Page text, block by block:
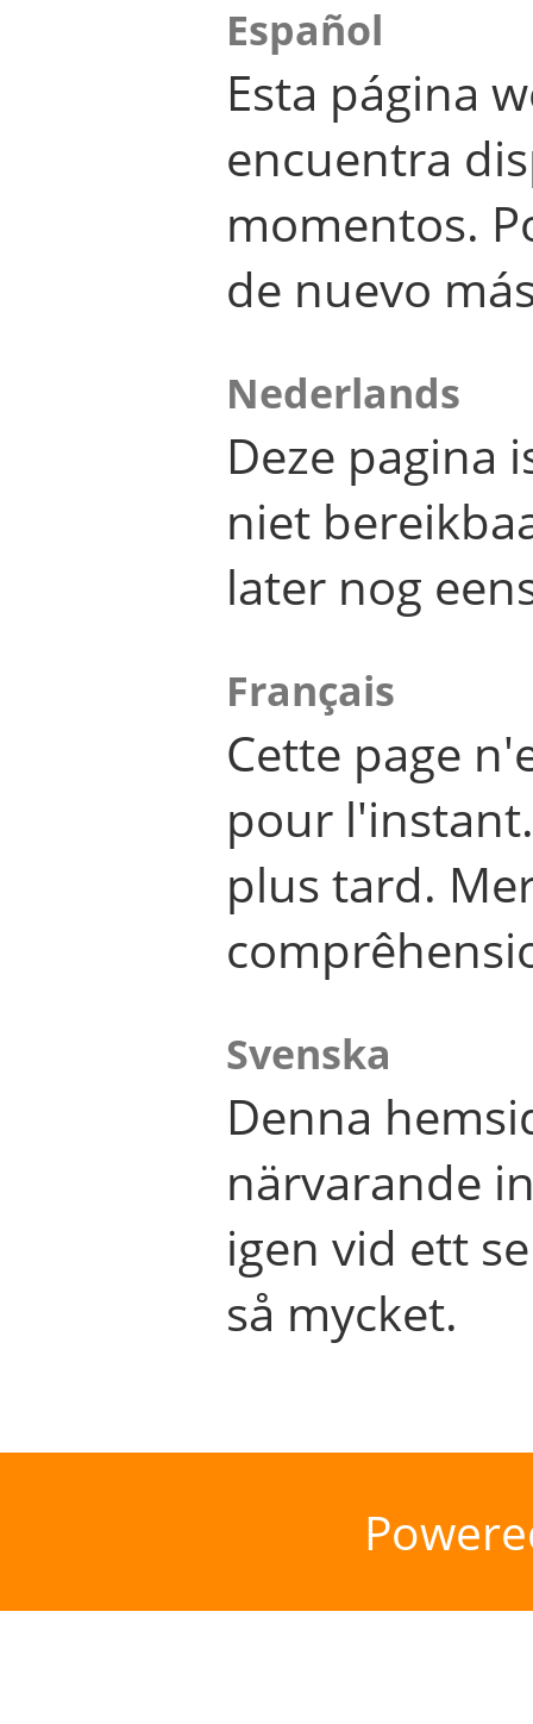
Español
Esta página
encuentra
momentos.
de nuevo
Nederlands
Deze pagina
niet
later nog
Français
Cette page
pour
plus tard.
Svenska
Denna
närvarande
igen vid ett
så mycket.